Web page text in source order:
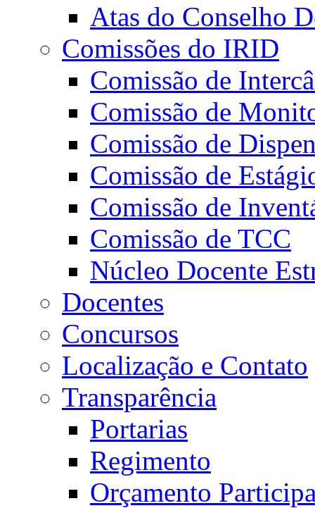
Atas do Conselho
Comissões do IRID
Comissão de
Comissão de
Comissão de
Comissão de
Comissão de
Comissão de TCC
Núcleo Docente
Docentes
Concursos
Localização e Contato
Transparência
Portarias
Regimento
Orçamento